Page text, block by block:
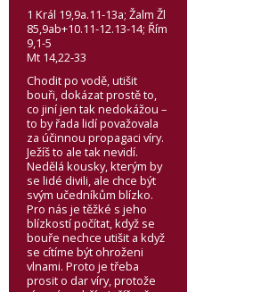
1 Král 19,9a.11-13a; Žalm Žl
85,9ab+10.11-12.13-14; Řím
9,1-5
Mt 14,22-33
Chodit po vodě, utišit
bouři, dokázat prostě to,
co jiní jen tak nedokážou –
to by řada lidí považovala
za účinnou propagaci víry.
Ježíš to ale tak nevidí.
Nedělá kousky, kterým by
se lidé divili, ale chce být
svým učedníkům blízko.
Pro nás je těžké s jeho
blízkostí počítat, když se
bouře nechce utišit a když
se cítíme být ohroženi
vlnami. Proto je třeba
prosit o dar víry, protože